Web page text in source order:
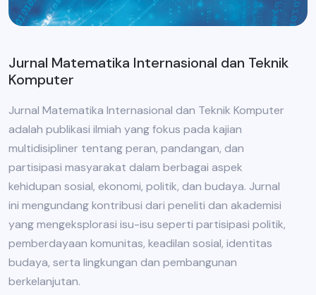
Jurnal Matematika Internasional dan Teknik
Komputer
Jurnal Matematika Internasional dan Teknik Komputer
adalah publikasi ilmiah yang fokus pada kajian
multidisipliner tentang peran, pandangan, dan
partisipasi masyarakat dalam berbagai aspek
kehidupan sosial, ekonomi, politik, dan budaya. Jurnal
ini mengundang kontribusi dari peneliti dan akademisi
yang mengeksplorasi isu-isu seperti partisipasi politik,
pemberdayaan komunitas, keadilan sosial, identitas
budaya, serta lingkungan dan pembangunan
berkelanjutan.